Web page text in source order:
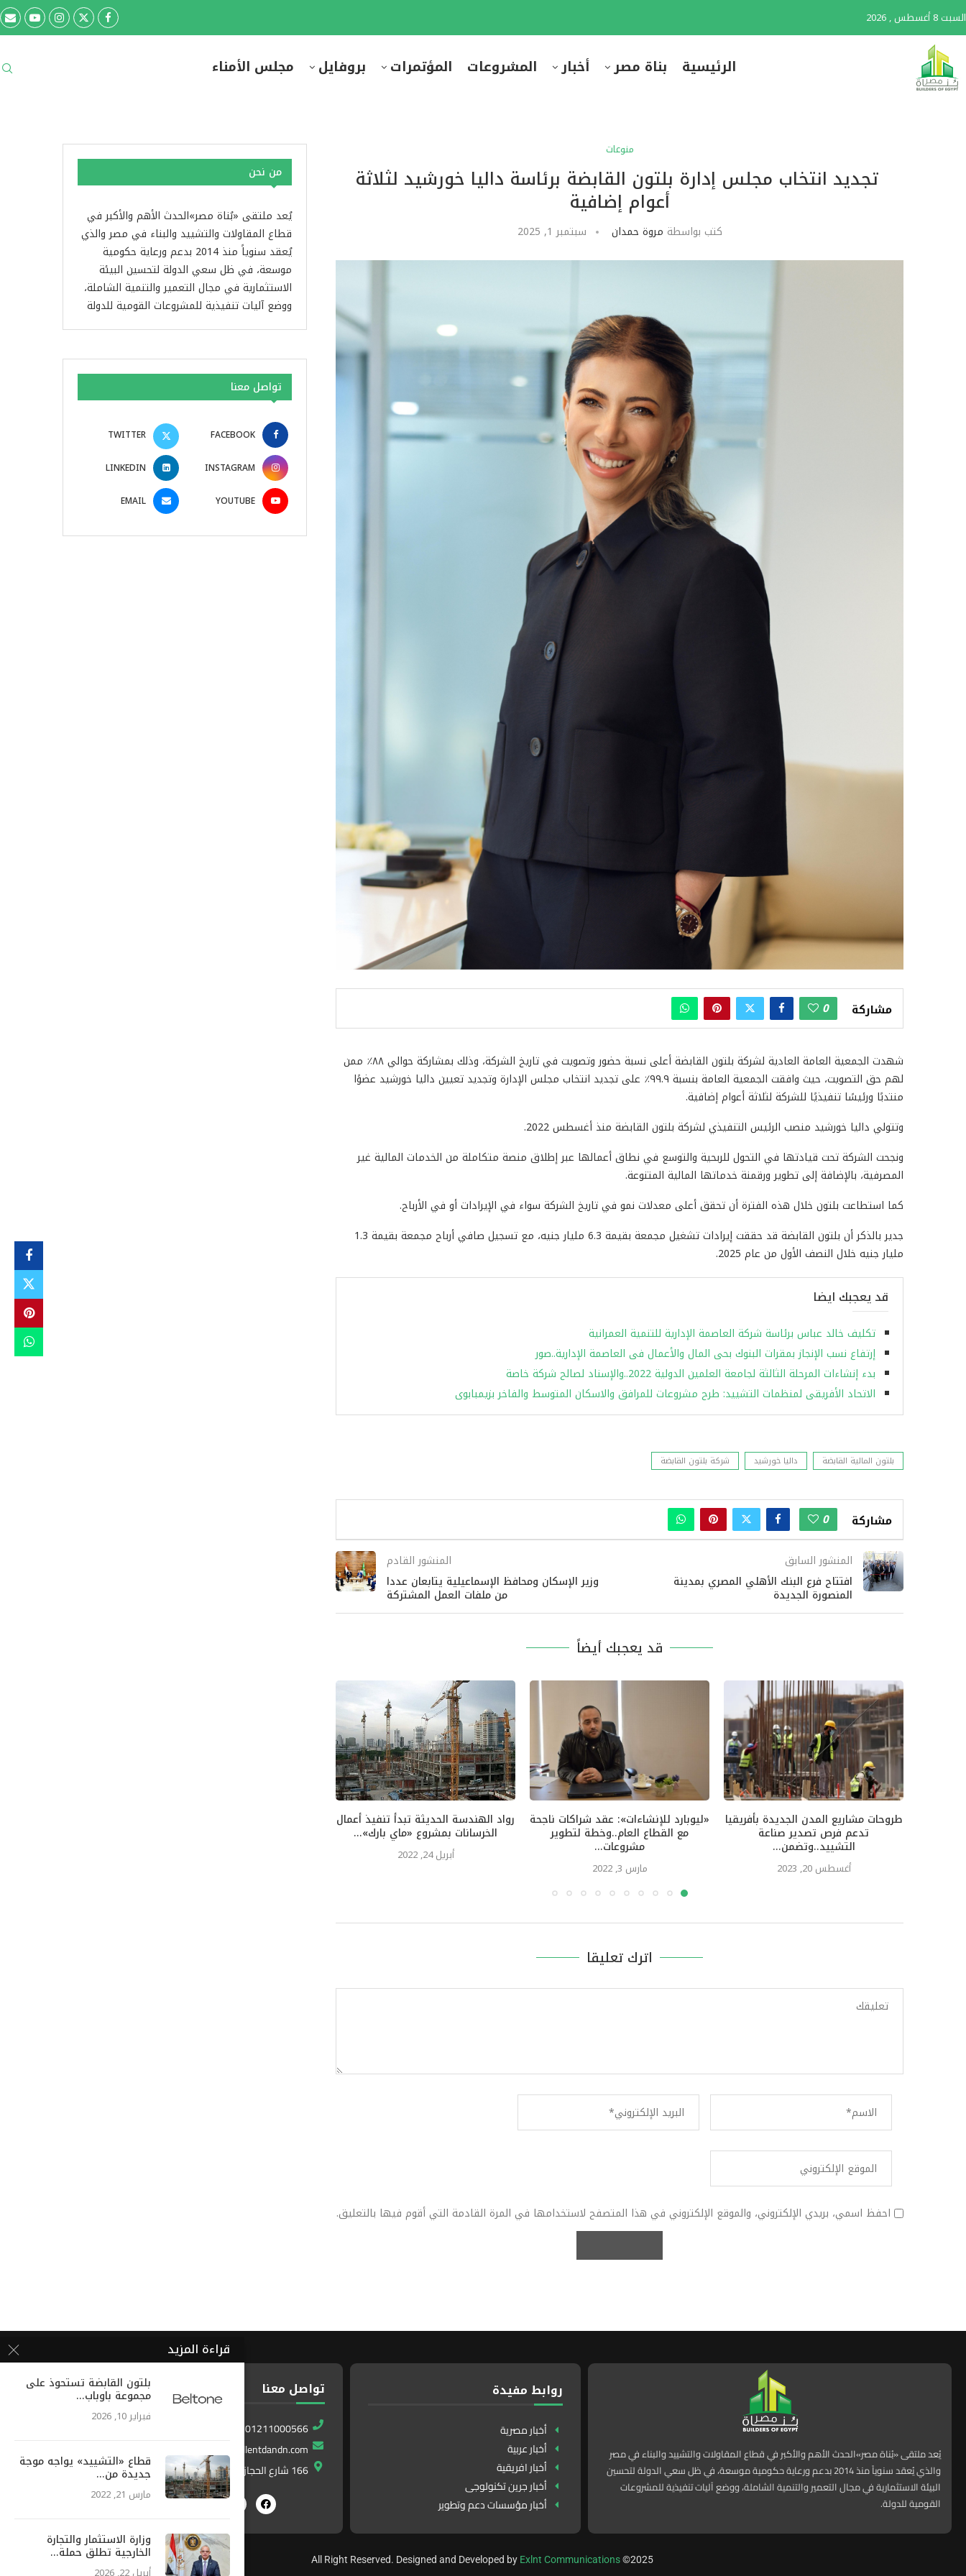
السبت 8 أغسطس , 2026
الرئيسية بناة مصر أخبار المشروعات المؤتمرات بروفايل مجلس الأمناء
منوعات
تجديد انتخاب مجلس إدارة بلتون القابضة برئاسة داليا خورشيد لثلاثة
أعوام إضافية
كتب بواسطة مروة حمدان سبتمبر 1, 2025
مشاركة 0
شهدت الجمعية العامة العادية لشركة بلتون القابضة أعلى نسبة حضور وتصويت في تاريخ الشركة، وذلك بمشاركة حوالي ٨٨٪؜ ممن
لهم حق التصويت، حيث وافقت الجمعية العامة بنسبة ٩٩.٩٪؜ على تجديد انتخاب مجلس الإدارة وتجديد تعيين داليا خورشيد عضوًا
منتدبًا ورئيسًا تنفيذيًا للشركة لثلاثة أعوام إضافية.
وتتولي داليا خورشيد منصب الرئيس التنفيذي لشركة بلتون القابضة منذ أغسطس 2022.
ونجحت الشركة تحت قيادتها في التحول للربحية والتوسع في نطاق أعمالها عبر إطلاق منصة متكاملة من الخدمات المالية غير
المصرفية، بالإضافة إلى تطوير ورقمنة خدماتها المالية المتنوعة.
كما استطاعت بلتون خلال هذه الفترة أن تحقق أعلى معدلات نمو في تاريخ الشركة سواء في الإيرادات أو في الأرباح.
جدير بالذكر أن بلتون القابضة
قد حققت إيرادات تشغيل مجمعة بقيمة 6.3 مليار جنيه، مع تسجيل صافي أرباح مجمعة بقيمة 1.3
مليار جنيه خلال النصف الأول من عام 2025.
قد يعجبك ايضا
تكليف خالد عباس برئاسة شركة العاصمة الإدارية للتنمية العمرانية
إرتفاع نسب الإنجاز بمقرات البنوك بحى المال والأعمال فى العاصمة الإدارية..صور
بدء إنشاءات المرحلة الثالثة لجامعة العلمين الدولية 2022..والإسناد لصالح شركة خاصة
الاتحاد الأفريقى لمنظمات التشييد: طرح مشروعات للمرافق والاسكان المتوسط والفاخر بزيمبابوى
بلتون المالية القابضة داليا خورشيد شركة بلتون القابضة
مشاركة 0
المنشور السابق
افتتاح فرع البنك الأهلي المصري بمدينة
المنصورة الجديدة
المنشور القادم
وزير الإسكان ومحافظ الإسماعيلية يتابعان عددا
من ملفات العمل المشتركة
قد يعجبك أيضاً
طروحات مشاريع المدن الجديدة بأفريقيا
تدعم فرص تصدير صناعة
التشييد..وتضمن...
أغسطس 20, 2023
«ليوبارد للإنشاءات»: عقد شراكات ناجحة
مع القطاع العام..وخطة لتطوير
مشروعات...
مارس 3, 2022
رواد الهندسة الحديثة تبدأ تنفيذ أعمال
الخرسانات بمشروع «ماي بارك»...
أبريل 24, 2022
اترك تعليقا
احفظ اسمي، بريدي الإلكتروني، والموقع الإلكتروني في هذا المتصفح لاستخدامها في المرة القادمة التي أقوم فيها بالتعليق.
من نحن
يُعد ملتقى «بُناة مصر»الحدث الأهم والأكبر في
قطاع المقاولات والتشييد والبناء في مصر والذي
يُعقد سنوياً منذ 2014 بدعم ورعاية حكومية
موسعة، في ظل سعي الدولة لتحسين البيئة
الاستثمارية في مجال التعمير والتنمية الشاملة،
ووضع آليات تنفيذية للمشروعات القومية للدولة
تواصل معنا
FACEBOOK
TWITTER
INSTAGRAM
LINKEDIN
YOUTUBE
EMAIL
يُعد ملتقى «بُناة مصر»الحدث الأهم والأكبر في قطاع المقاولات والتشييد والبناء في مصر
والذي يُعقد سنوياً منذ 2014 بدعم ورعاية حكومية موسعة، في ظل سعي الدولة لتحسين
البيئة الاستثمارية في مجال التعمير والتنمية الشاملة، ووضع آليات تنفيذية للمشروعات
القومية للدولة.
روابط مفيدة
أخبار مصرية
أخبار عربية
أخبار افريقية
أخبار جرين تكنولوجى
أخبار مؤسسات دعم وتطوير
تواصل معنا
01211000566
info@excellentdandn.com
166 شارع الحجاز المطار ، النزهة ، القاهرة ، مصر
All Right Reserved. Designed and Developed by
Exlnt Communications©2025
قراءة المزيد
بلتون القابضة تستحوذ على
مجموعة باوباب...
فبراير 10, 2026
قطاع «التشييد» يواجه موجة
جديدة من...
مارس 21, 2022
وزارة الاستثمار والتجارة
الخارجية تطلق حملة...